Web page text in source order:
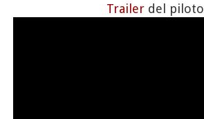
Trailer del piloto